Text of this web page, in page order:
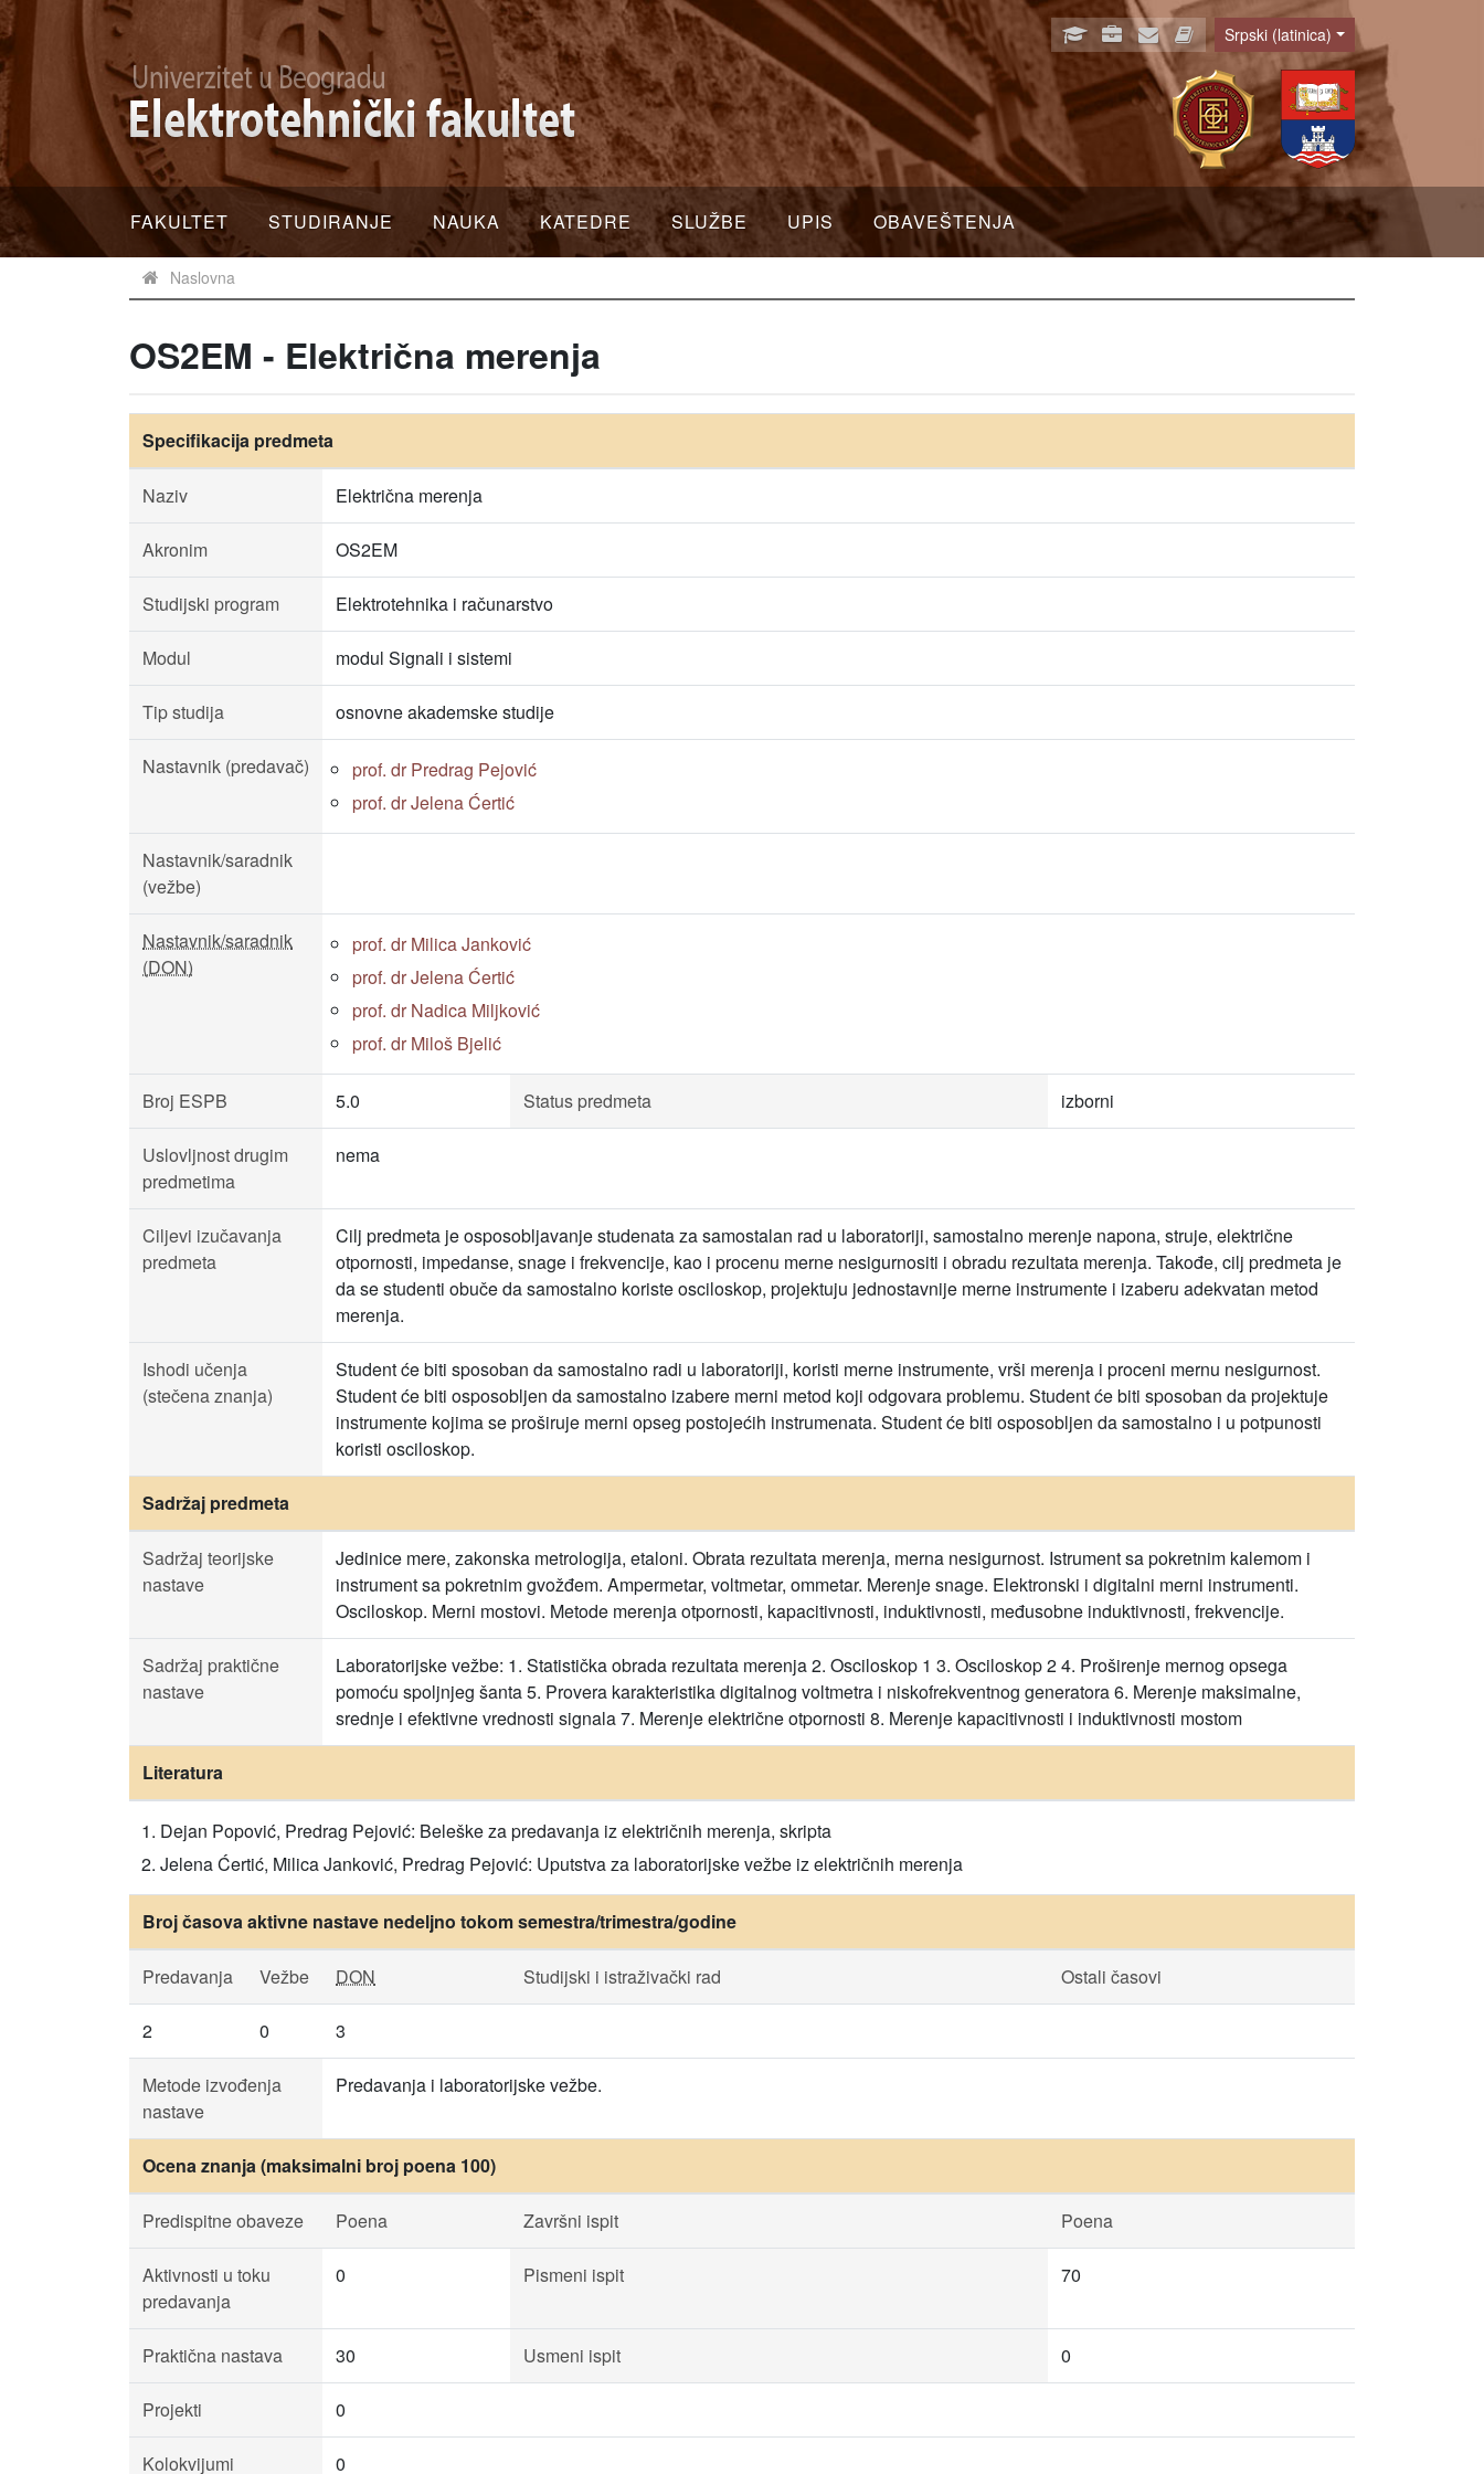
Language
Srpski (latinica)
FAKULTET STUDIRANJE NAUKA KATEDRE SLUŽBE UPIS OBAVEŠTENJA
Naslovna
OS2EM - Električna merenja
Specifikacija predmeta
Naziv Električna merenja
Akronim OS2EM
Studijski program Elektrotehnika i računarstvo
Modul modul Signali i sistemi
Tip studija osnovne akademske studije
Nastavnik (predavač)
prof. dr Predrag Pejović
prof. dr Jelena Ćertić
Nastavnik/saradnik
(vežbe)
Nastavnik/saradnik
(DON)
prof. dr Milica Janković
prof. dr Jelena Ćertić
prof. dr Nadica Miljković
prof. dr Miloš Bjelić
Broj ESPB 5.0 Status predmeta izborni
Uslovljnost drugim
predmetima
nema
Ciljevi izučavanja
predmeta
Cilj predmeta je osposobljavanje studenata za samostalan rad u laboratoriji, samostalno merenje napona, struje, električne
otpornosti, impedanse, snage i frekvencije, kao i procenu merne nesigurnositi i obradu rezultata merenja. Takođe, cilj predmeta je
da se studenti obuče da samostalno koriste osciloskop, projektuju jednostavnije merne instrumente i izaberu adekvatan metod
merenja.
Ishodi učenja
(stečena znanja)
Student će biti sposoban da samostalno radi u laboratoriji, koristi merne instrumente, vrši merenja i proceni mernu nesigurnost.
Student će biti osposobljen da samostalno izabere merni metod koji odgovara problemu. Student će biti sposoban da projektuje
instrumente kojima se proširuje merni opseg postojećih instrumenata. Student će biti osposobljen da samostalno i u potpunosti
koristi osciloskop.
Sadržaj predmeta
Sadržaj teorijske
nastave
Jedinice mere, zakonska metrologija, etaloni. Obrata rezultata merenja, merna nesigurnost. Istrument sa pokretnim kalemom i
instrument sa pokretnim gvožđem. Ampermetar, voltmetar, ommetar. Merenje snage. Elektronski i digitalni merni instrumenti.
Osciloskop. Merni mostovi. Metode merenja otpornosti, kapacitivnosti, induktivnosti, međusobne induktivnosti, frekvencije.
Sadržaj praktične
nastave
Laboratorijske vežbe: 1. Statistička obrada rezultata merenja 2. Osciloskop 1 3. Osciloskop 2 4. Proširenje mernog opsega
pomoću spoljnjeg šanta 5. Provera karakteristika digitalnog voltmetra i niskofrekventnog generatora 6. Merenje maksimalne,
srednje i efektivne vrednosti signala 7. Merenje električne otpornosti 8. Merenje kapacitivnosti i induktivnosti mostom
Literatura
Dejan Popović, Predrag Pejović: Beleške za predavanja iz električnih merenja, skripta
Jelena Ćertić, Milica Janković, Predrag Pejović: Uputstva za laboratorijske vežbe iz električnih merenja
Broj časova aktivne nastave nedeljno tokom semestra/trimestra/godine
Predavanja Vežbe DON Studijski i istraživački rad Ostali časovi
2 0 3
Metode izvođenja
nastave
Predavanja i laboratorijske vežbe.
Ocena znanja (maksimalni broj poena 100)
Predispitne obaveze Poena Završni ispit Poena
Aktivnosti u toku
predavanja
0 Pismeni ispit 70
Praktična nastava 30 Usmeni ispit 0
Projekti 0
Kolokvijumi 0